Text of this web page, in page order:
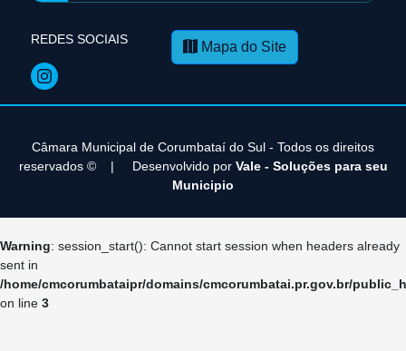
REDES SOCIAIS Mapa do Site
Câmara Municipal de Corumbataí­ do Sul - Todos os direitos
reservados ©| Desenvolvido por Vale - Soluções para seu
Municipio
Warning: session_start(): Cannot start session when headers already
sent in
/home/cmcorumbataipr/domains/cmcorumbatai.pr.gov.br/
on line 3